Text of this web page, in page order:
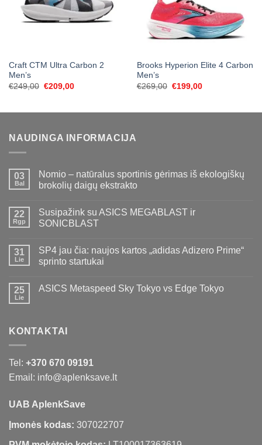
Craft CTM Ultra Carbon 2
Men’s
€249,00 Original
€209,00Current
Brooks Hyperion Elite 4 Carbon
Men’s
€269,00 Original
€199,00Current
NAUDINGA INFORMACIJA
03
Bal
Nomio – natūralus sportinis gėrimas iš ekologiškų
brokolių daigų ekstrakto
22
Rgp
Susipažink su ASICS MEGABLAST ir
SONICBLAST
31
Lie
SP4 jau čia: naujos kartos „adidas Adizero Prime“
sprinto startukai
25
Lie
ASICS Metaspeed Sky Tokyo vs Edge Tokyo
KONTAKTAI
Tel: +370 670 09191
Email: info@aplenksave.lt
UAB AplenkSave
Įmonės kodas: 307022707